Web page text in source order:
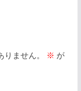
ません。 ※ が